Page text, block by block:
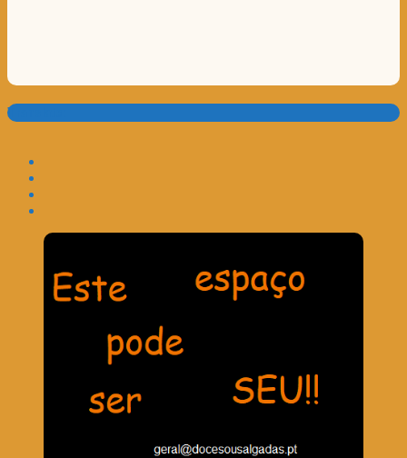
Translate: